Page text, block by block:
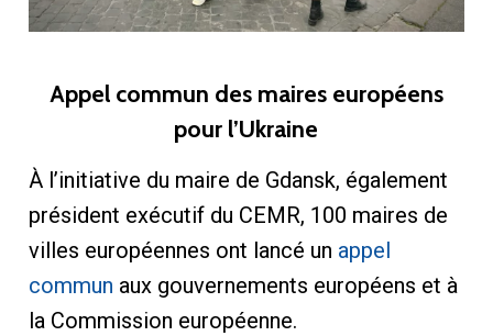
Appel commun des maires européens
pour l’Ukraine
À l’initiative du maire de Gdansk, également
président exécutif du CEMR, 100 maires de
villes européennes ont lancé un appel
commun aux gouvernements européens et à
la Commission européenne.